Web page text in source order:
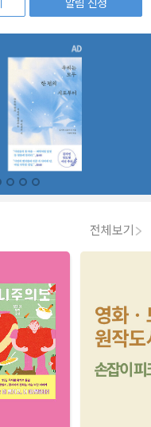
알림 신청
전체보기